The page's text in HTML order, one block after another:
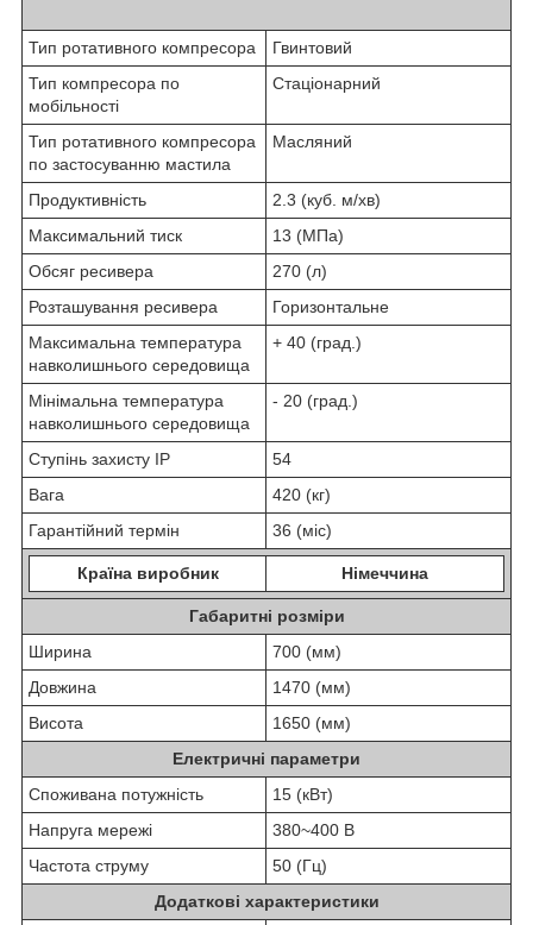
Тип ротативного компресора
Гвинтовий
Тип компресора по
мобільності
Стаціонарний
Тип ротативного компресора
по застосуванню мастила
Масляний
Продуктивність
2.3 (куб. м/хв)
Максимальний тиск
13 (МПа)
Обсяг ресивера
270 (л)
Розташування ресивера
Горизонтальне
Максимальна температура
навколишнього середовища
+ 40 (град.)
Мінімальна температура
навколишнього середовища
- 20 (град.)
Ступінь захисту IP
54
Вага
420 (кг)
Гарантійний термін
36 (міс)
Країна виробник Німеччина
Габаритні розміри
Ширина
700 (мм)
Довжина
1470 (мм)
Висота
1650 (мм)
Електричні параметри
Споживана потужність
15 (кВт)
Напруга мережі
380~400 В
Частота струму
50 (Гц)
Додаткові характеристики